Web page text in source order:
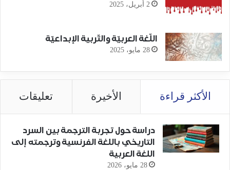
2 أبريل، 2025
اللّغة العربيّة والتّربية الإبداعيّة
28 مايو، 2025
الأكثر قراءة الأخيرة تعليقات
دراسة حول تجربة الترجمة بين السرد
التاريخي باللغة الفرنسية وترجمته إلى
اللغة العربية
28 مايو، 2026